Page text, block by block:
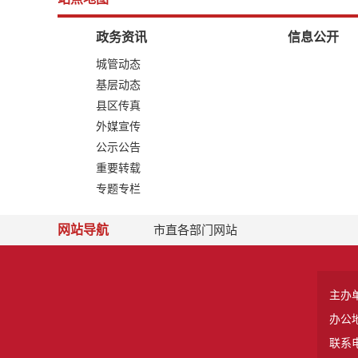
政务资讯
城管动态
基层动态
县区传真
外媒宣传
公示公告
重要转载
专题专栏
信息公开
网站导航 市直各部门网站
主办
办公
联系